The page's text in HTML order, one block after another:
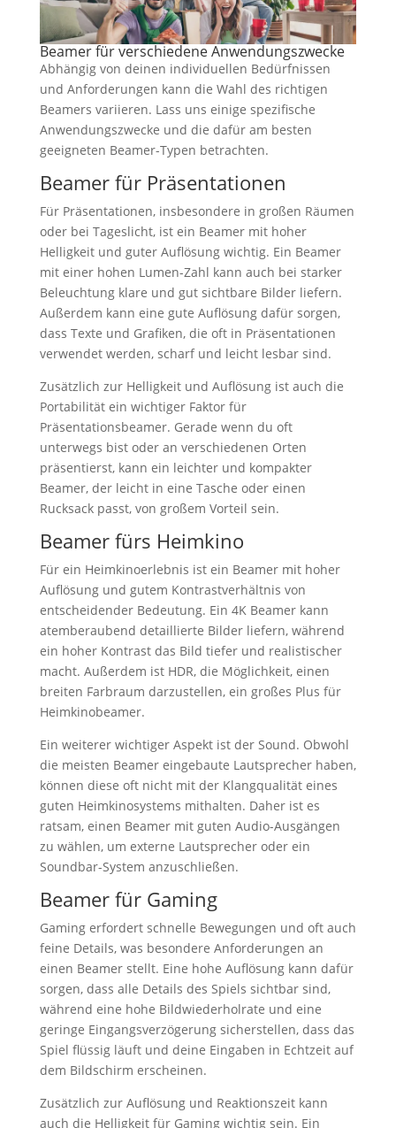
Beamer für verschiedene Anwendungszwecke
Abhängig von deinen individuellen Bedürfnissen
und Anforderungen kann die Wahl des richtigen
Beamers variieren. Lass uns einige spezifische
Anwendungszwecke und die dafür am besten
geeigneten Beamer-Typen betrachten.
Beamer für Präsentationen
Für Präsentationen, insbesondere in großen Räumen
oder bei Tageslicht, ist ein Beamer mit hoher
Helligkeit und guter Auflösung wichtig. Ein Beamer
mit einer hohen Lumen-Zahl kann auch bei starker
Beleuchtung klare und gut sichtbare Bilder liefern.
Außerdem kann eine gute Auflösung dafür sorgen,
dass Texte und Grafiken, die oft in Präsentationen
verwendet werden, scharf und leicht lesbar sind.
Zusätzlich zur Helligkeit und Auflösung ist auch die
Portabilität ein wichtiger Faktor für
Präsentationsbeamer. Gerade wenn du oft
unterwegs bist oder an verschiedenen Orten
präsentierst, kann ein leichter und kompakter
Beamer, der leicht in eine Tasche oder einen
Rucksack passt, von großem Vorteil sein.
Beamer fürs Heimkino
Für ein Heimkinoerlebnis ist ein Beamer mit hoher
Auflösung und gutem Kontrastverhältnis von
entscheidender Bedeutung. Ein 4K Beamer kann
atemberaubend detaillierte Bilder liefern, während
ein hoher Kontrast das Bild tiefer und realistischer
macht. Außerdem ist HDR, die Möglichkeit, einen
breiten Farbraum darzustellen, ein großes Plus für
Heimkinobeamer.
Ein weiterer wichtiger Aspekt ist der Sound. Obwohl
die meisten Beamer eingebaute Lautsprecher haben,
können diese oft nicht mit der Klangqualität eines
guten Heimkinosystems mithalten. Daher ist es
ratsam, einen Beamer mit guten Audio-Ausgängen
zu wählen, um externe Lautsprecher oder ein
Soundbar-System anzuschließen.
Beamer für Gaming
Gaming erfordert schnelle Bewegungen und oft auch
feine Details, was besondere Anforderungen an
einen Beamer stellt. Eine hohe Auflösung kann dafür
sorgen, dass alle Details des Spiels sichtbar sind,
während eine hohe Bildwiederholrate und eine
geringe Eingangsverzögerung sicherstellen, dass das
Spiel flüssig läuft und deine Eingaben in Echtzeit auf
dem Bildschirm erscheinen.
Zusätzlich zur Auflösung und Reaktionszeit kann
auch die Helligkeit für Gaming wichtig sein. Ein